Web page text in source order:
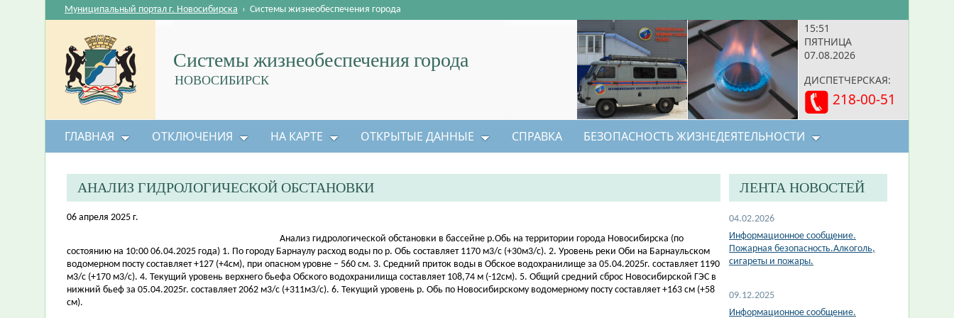
15:51
ПЯТНИЦА
07.08.2026
ДИСПЕТЧЕРСКАЯ:
218-00-51
Системы жизнеобеспечения города
НОВОСИБИРСК
Муниципальный портал г. Новосибирска › Системы жизнеобеспечения города
ГЛАВНАЯ ОТКЛЮЧЕНИЯ НА КАРТЕ ОТКРЫТЫЕ ДАННЫЕ СПРАВКА БЕЗОПАСНОСТЬ ЖИЗНЕДЕЯТЕЛЬНОСТИ
АНАЛИЗ ГИДРОЛОГИЧЕСКОЙ ОБСТАНОВКИ
06 апреля 2025 г.
Анализ гидрологической обстановки в бассейне р.Обь на территории города Новосибирска (по
состоянию на 10:00 06.04.2025 года) 1. По городу Барнаулу расход воды по р. Обь составляет 1170 м3/с (+30м3/с). 2. Уровень реки Оби на Барнаульском
водомерном посту составляет +127 (+4см), при опасном уровне – 560 см. 3. Средний приток воды в Обское водохранилище за 05.04.2025г. составляет 1190
м3/с (+170 м3/с). 4. Текущий уровень верхнего бьефа Обского водохранилища составляет 108,74 м (-12см). 5. Общий средний сброс Новосибирской ГЭС в
нижний бьеф за 05.04.2025г. составляет 2062 м3/с (+311м3/с). 6. Текущий уровень р. Обь по Новосибирскому водомерному посту составляет +163 см (+58
см).
ЛЕНТА НОВОСТЕЙ
04.02.2026
Информационное сообщение.
Пожарная безопасность.Алкоголь,
сигареты и пожары.
09.12.2025
Информационное сообщение.